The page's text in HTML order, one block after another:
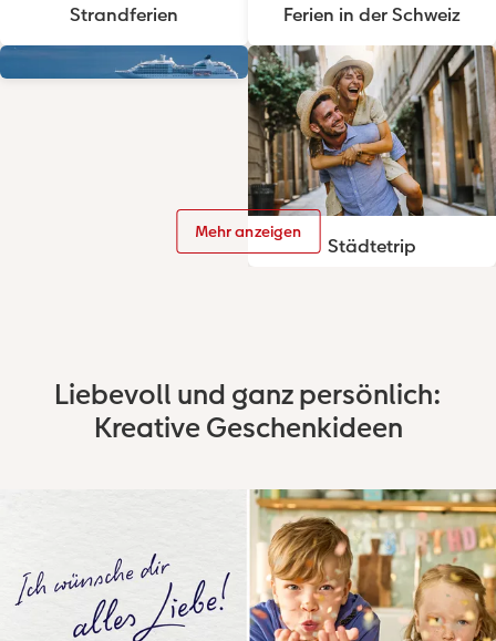
Strandferien Ferien in der Schweiz
Städtetrip
Mehr anzeigen
Liebevoll und ganz persönlich:
Kreative Geschenkideen